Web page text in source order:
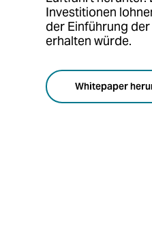
Investitionen
der Einführung
erhalten würde.
Whitepaper